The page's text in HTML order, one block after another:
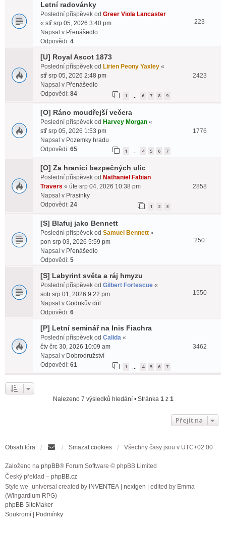
Letní radovánky
Poslední příspěvek od Greer Viola Lancaster
« stř srp 05, 2026 3:40 pm
Napsal v Přenášedlo
Odpovědi: 4
223
[U] Royal Ascot 1873
Poslední příspěvek od Lirien Peony Yaxley «
stř srp 05, 2026 2:48 pm
Napsal v Přenášedlo
Odpovědi: 84 1 6 7 8 9
2423
[O] Ráno moudřejší večera
Poslední příspěvek od Harvey Morgan «
stř srp 05, 2026 1:53 pm
Napsal v Pozemky hradu
Odpovědi: 65 1 4 5 6 7
1776
[O] Za hranicí bezpečných ulic
Poslední příspěvek od Nathaniel Fabian
Travers « úte srp 04, 2026 10:38 pm
Napsal v Prasinky
Odpovědi: 24 1 2 3
2858
[S] Blafuj jako Bennett
Poslední příspěvek od Samuel Bennett «
pon srp 03, 2026 5:59 pm
Napsal v Přenášedlo
Odpovědi: 5
250
[S] Labyrint světa a ráj hmyzu
Poslední příspěvek od Gilbert Fortescue «
sob srp 01, 2026 9:22 pm
Napsal v Godrikův důl
Odpovědi: 6
1550
[P] Letní seminář na Inis Fiachra
Poslední příspěvek od Calida «
čtv črc 30, 2026 10:09 am
Napsal v Dobrodružství
Odpovědi: 61 1 4 5 6 7
3462
Nalezeno 7 výsledků hledání • Stránka 1z 1
Přejít na
Obsah fóra Smazat cookies Všechny časy jsou v UTC+02:00
Založeno na phpBB® Forum Software © phpBB Limited
Český překlad – phpBB.cz
Style we_universal created by INVENTEA nextgen | edited by Emma
(Wingardium RPG)
phpBB SiteMaker
Soukromí
Podmínky